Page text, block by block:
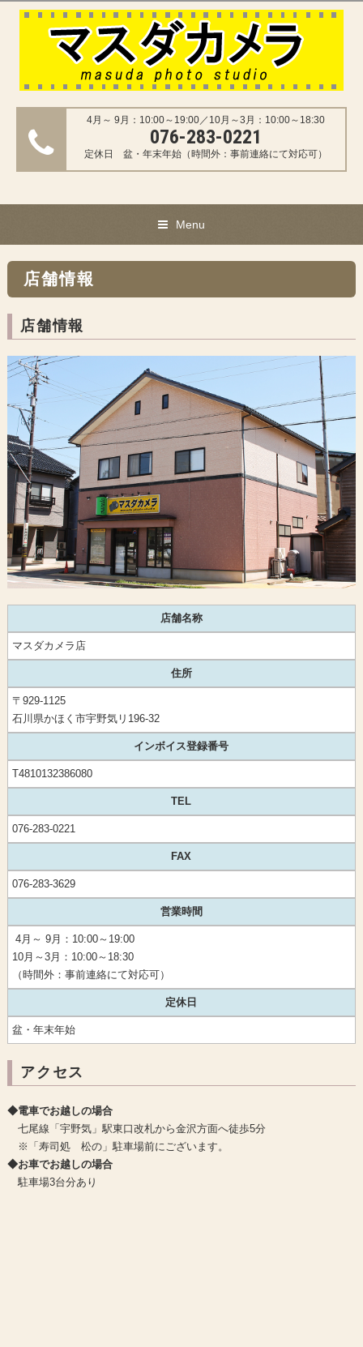
4月～ 9月：10:00～19:00／10月～3月：10:00～18:30
076-283-0221
定休日 盆・年末年始（時間外：事前連絡にて対応可）
Menu
店舗情報
店舗情報
店舗名称
マスダカメラ店
住所
〒929-1125
石川県かほく市宇野気リ196-32
インボイス登録番号
T4810132386080
TEL
076-283-0221
FAX
076-283-3629
営業時間
4月～ 9月：10:00～19:00
10月～3月： 10:00～18:30
（時間外：事前連絡にて対応可）
定休日
盆・年末年始
アクセス
◆電車でお越しの場合
七尾線「宇野気」駅東口改札から金沢方面へ徒歩5分
※「寿司処 松の」駐車場前にございます。
◆お車でお越しの場合
駐車場3台分あり